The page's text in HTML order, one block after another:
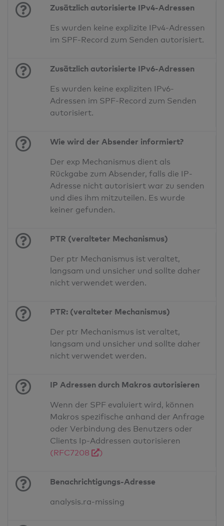
Zusätzlich autorisierte IPv4-Adressen
Es wurden keine explizite IPv4-Adressen
im SPF-Record zum Senden autorisiert.
Zusätzlich autorisierte IPv6-Adressen
Es wurden keine expliziten IPv6-
Adressen im SPF-Record zum Senden
autorisiert.
Wie wird der Absender informiert?
Der exp Mechanismus dient als
Rückgabe zum Absender, falls die IP-
Adresse nicht autorisiert war zu senden
und dies ihm mitzuteilen. Es wurde
keiner gefunden.
PTR (veralteter Mechanismus)
Der ptr Mechanismus ist veraltet,
langsam und unsicher und sollte daher
nicht verwendet werden.
PTR: (veralteter Mechanismus)
Der ptr Mechanismus ist veraltet,
langsam und unsicher und sollte daher
nicht verwendet werden.
IP Adressen durch Makros autorisieren
Wenn der SPF evaluiert wird, können
Makros spezifische anhand der Anfrage
oder Verbindung des Benutzers oder
Clients Ip-Addressen autorisieren
(RFC7208
)
Benachrichtigungs-Adresse
analysis.ra-missing